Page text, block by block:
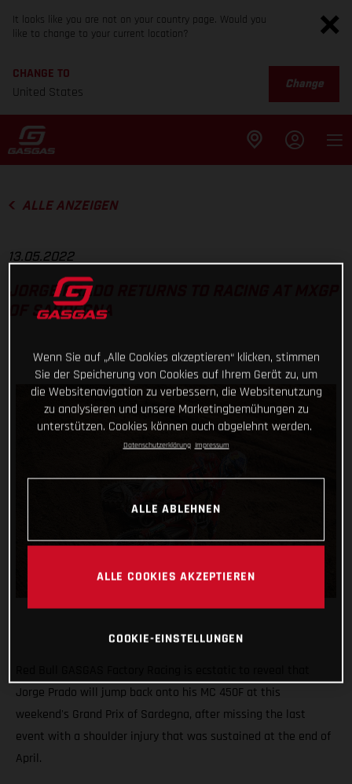
It looks like you are not on your country page. Would you
like to change to your current location?
CHANGE TO
United States
Change
ALLE ANZEIGEN
13.05.2022
JORGE PRADO RETURNS TO RACING AT MXGP
OF SARDEGNA
Jorge Prado will jump back onto his MC 450F at this
weekend's Grand Prix of Sardegna, after missing the last
event with a shoulder injury that was sustained at the end of
April.
Wenn Sie auf „Alle Cookies akzeptieren“ klicken, stimmen
Sie der Speicherung von Cookies auf Ihrem Gerät zu, um
die Websitenavigation zu verbessern, die Websitenutzung
zu analysieren und unsere Marketingbemühungen zu
unterstützen. Cookies können auch abgelehnt werden.
Datenschutzerklärung Impressum
ALLE ABLEHNEN
ALLE COOKIES AKZEPTIEREN
COOKIE-EINSTELLUNGEN